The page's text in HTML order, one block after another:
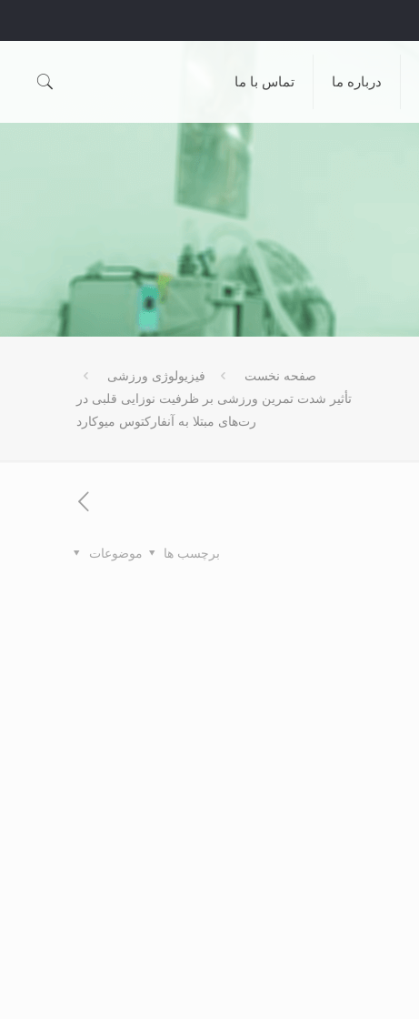
درباره ما تماس با ما
صفحه نخست
فیزیولوژی ورزشی
تأثیر شدت‌ تمرین ورزشی بر ظرفیت نوزایی قلبی در
رت‌های مبتلا به آنفارکتوس میوکارد
موضوعات برچسب ها